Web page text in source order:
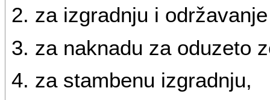
2. za izgradnju i
3. za naknadu za oduzeto
4. za stambenu izgradnju,